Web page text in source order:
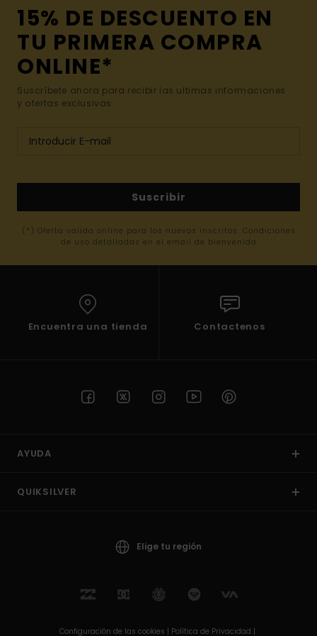
15% DE DESCUENTO EN
TU PRIMERA COMPRA
ONLINE*
Suscríbete ahora para recibir las ultimas informaciones
y ofertas exclusivas.
Suscribir
(*) Oferta valida online para los nuevos inscritos. Condiciones
de uso detalladas en el email de bienvenida
Encuentra una tienda Contactenos
AYUDA
QUIKSILVER
Elige tu región
Configuración de las cookies | Política de Privacidad |